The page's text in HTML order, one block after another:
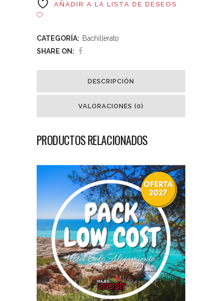
AÑADIR A LA LISTA DE DESEOS
CATEGORÍA: Bachillerato
SHARE ON:
DESCRIPCIÓN
VALORACIONES (0)
PRODUCTOS RELACIONADOS